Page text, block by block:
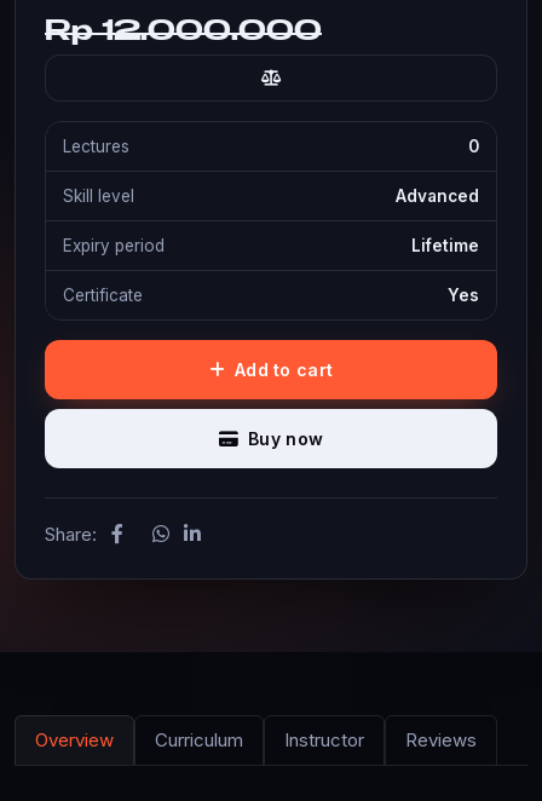
Rp 12.000.000
Lectures 0
Skill level Advanced
Expiry period Lifetime
Certificate Yes
Add to cart
Buy now
Share:
Overview Curriculum Instructor Reviews